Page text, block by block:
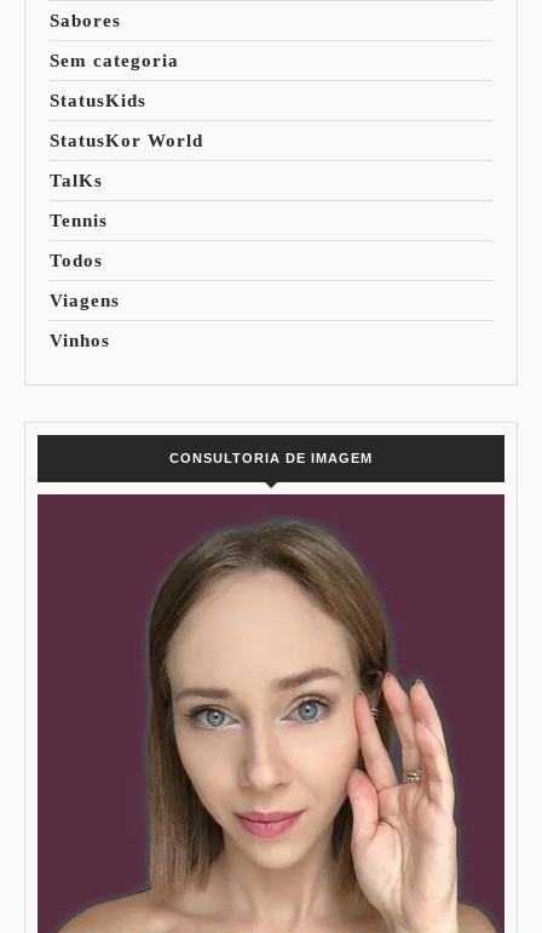
Sabores
Sem categoria
StatusKids
StatusKor World
TalKs
Tennis
Todos
Viagens
Vinhos
CONSULTORIA DE IMAGEM